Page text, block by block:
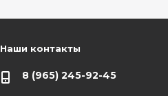
Наши контакты
8 (965) 245-92-45